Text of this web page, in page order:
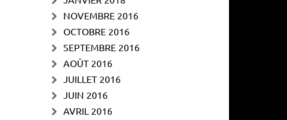
NOVEMBRE 2016
OCTOBRE 2016
SEPTEMBRE 2016
AOÛT 2016
JUILLET 2016
JUIN 2016
AVRIL 2016